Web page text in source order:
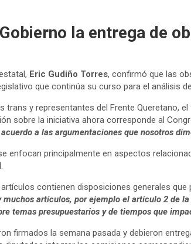
la entrega de
Eric Gudiño Torres, confirmó que las
que continúa su curso para el análisis
y representantes del Frente Queretano,
sobre la iniciativa ahora corresponde al
a las argumentaciones que nosotros
enfocan principalmente en aspectos
contienen disposiciones generales
artículos, por ejemplo el artículo 2 de
temas presupuestarios y de tiempos que
firmados la semana pasada y debieron